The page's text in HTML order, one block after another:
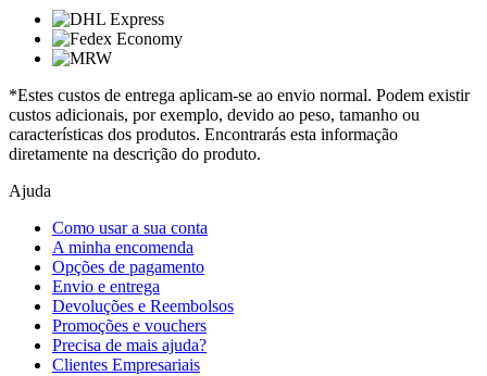
*Estes custos de entrega aplicam-se ao envio normal. Podem existir
custos adicionais, por exemplo, devido ao peso, tamanho ou
características dos produtos. Encontrarás esta informação
diretamente na descrição do produto.
Ajuda
Como usar a sua conta
A minha encomenda
Opções de pagamento
Envio e entrega
Devoluções e Reembolsos
Promoções e vouchers
Precisa de mais ajuda?
Clientes Empresariais